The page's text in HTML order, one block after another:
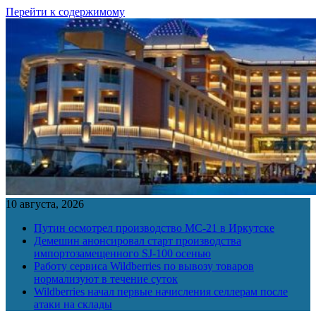
Перейти к содержимому
10 августа, 2026
Путин осмотрел производство МС-21 в Иркутске
Демешин анонсировал старт производства
импортозамещенного SJ-100 осенью
Работу сервиса Wildberries по вывозу товаров
нормализуют в течение суток
Wildberries начал первые начисления селлерам после
атаки на склады